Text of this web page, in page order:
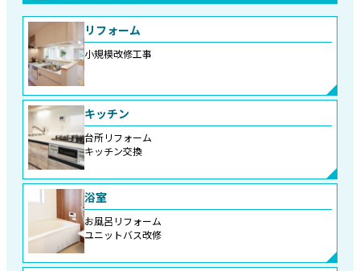
リフォーム
小規模改修工事
キッチン
台所リフォーム
キッチン交換
浴室
お風呂リフォーム
ユニットバス改修